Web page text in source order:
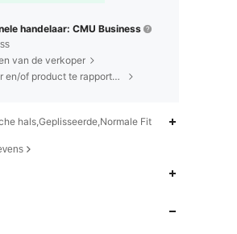
handelaar: CMU Business
van de verkoper
klik hier om deze verkoper en/of product te rapporteren.
hals,Geplisseerde,Normale Fit